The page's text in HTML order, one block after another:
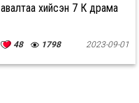
авалтаа хийсэн 7 К драма
48 1798 2023-09-01